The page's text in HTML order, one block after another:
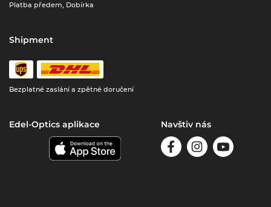
Platba předem, Dobírka
Shipment
Bezplatné zaslání a zpětné doručení
Edel-Optics aplikace Navštiv nás